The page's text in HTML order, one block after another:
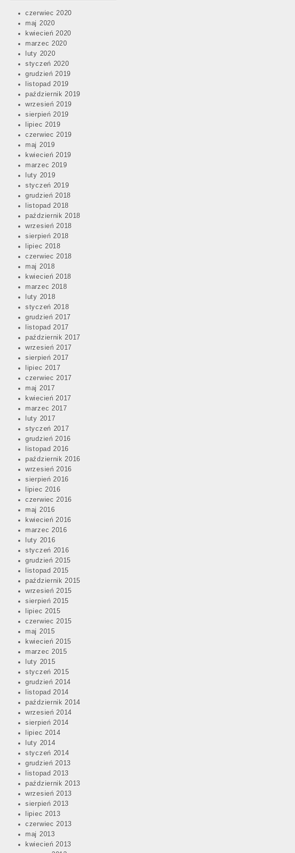
czerwiec 2020
maj 2020
kwiecień 2020
marzec 2020
luty 2020
styczeń 2020
grudzień 2019
listopad 2019
październik 2019
wrzesień 2019
sierpień 2019
lipiec 2019
czerwiec 2019
maj 2019
kwiecień 2019
marzec 2019
luty 2019
styczeń 2019
grudzień 2018
listopad 2018
październik 2018
wrzesień 2018
sierpień 2018
lipiec 2018
czerwiec 2018
maj 2018
kwiecień 2018
marzec 2018
luty 2018
styczeń 2018
grudzień 2017
listopad 2017
październik 2017
wrzesień 2017
sierpień 2017
lipiec 2017
czerwiec 2017
maj 2017
kwiecień 2017
marzec 2017
luty 2017
styczeń 2017
grudzień 2016
listopad 2016
październik 2016
wrzesień 2016
sierpień 2016
lipiec 2016
czerwiec 2016
maj 2016
kwiecień 2016
marzec 2016
luty 2016
styczeń 2016
grudzień 2015
listopad 2015
październik 2015
wrzesień 2015
sierpień 2015
lipiec 2015
czerwiec 2015
maj 2015
kwiecień 2015
marzec 2015
luty 2015
styczeń 2015
grudzień 2014
listopad 2014
październik 2014
wrzesień 2014
sierpień 2014
lipiec 2014
luty 2014
styczeń 2014
grudzień 2013
listopad 2013
październik 2013
wrzesień 2013
sierpień 2013
lipiec 2013
czerwiec 2013
maj 2013
kwiecień 2013